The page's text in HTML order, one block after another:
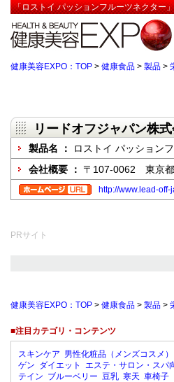
「ロストイ パッションフルーツネクター
健康美容EXPO：TOP > 健康食品 > 製品 >
リードオフジャパン株
製品名 ：
ロストイ パッション
会社概要 ： 〒107-0062 東京都
http://www.lead-
PRサイト
健康美容EXPO：TOP > 健康食品 > 製品 >
■注目カテゴリ・コンテンツ
スキンケア 男性化粧品（メンズコスメ）
ゲン ダイエット エステ・サロン・スパ
テイン ブルーベリー 豆乳 寒天 車椅子